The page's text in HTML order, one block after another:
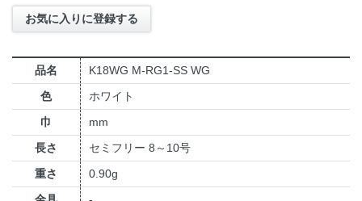
お気に入りに登録する
品名
K18WG M-RG1-SS WG
色
ホワイト
巾
mm
長さ
セミフリー 8～10号
重さ
0.90g